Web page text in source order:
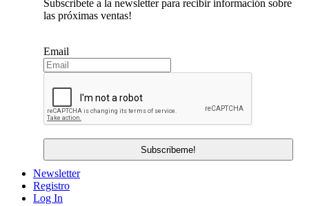
Subscribete a la newsletter para recibir información sobre
las próximas ventas!
Email
Newsletter
Registro
Log In